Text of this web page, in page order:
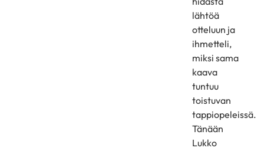
lähtöä
otteluun ja
ihmetteli,
miksi sama
kaava
tuntuu
toistuvan
tappiopeleissä.
Tänään
Lukko